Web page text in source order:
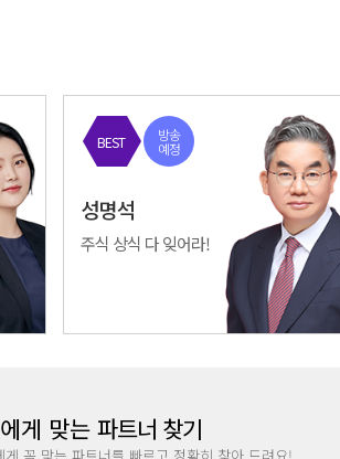
BEST 방송
예정
성명석
주식 상식 다 잊어라!
게 맞는파트너 찾기